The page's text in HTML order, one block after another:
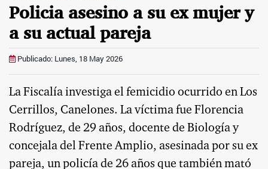
Policia asesino a su ex mujer y
a su actual pareja
Publicado: Lunes, 18 May 2026
La Fiscalía investiga el femicidio ocurrido en Los
Cerrillos, Canelones. La víctima fue Florencia
Rodríguez, de 29 años, docente de Biología y
concejala del Frente Amplio, asesinada por su ex
pareja, un policía de 26 años que también mató